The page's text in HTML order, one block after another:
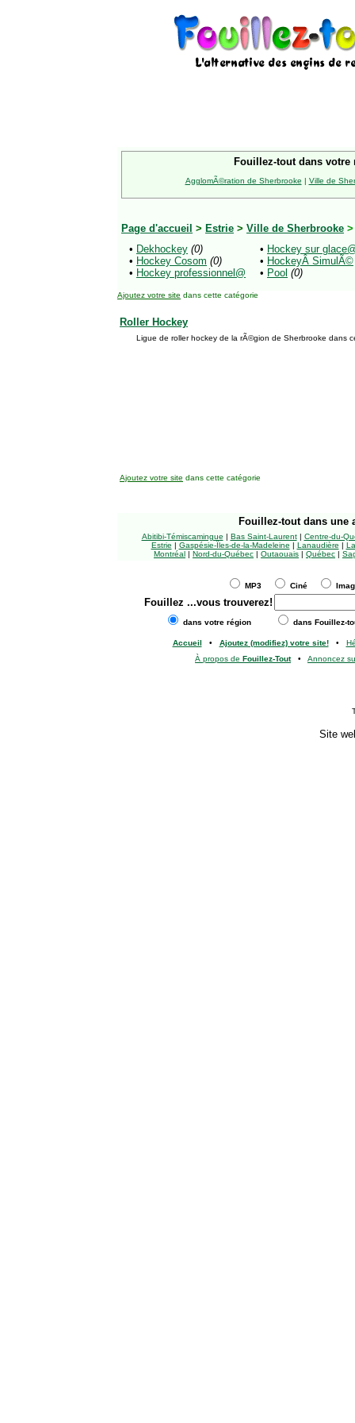
Fouillez-tout dans votre
AgglomÃ©ration de Sherbrooke | Ville de
Page d'accueil > Estrie > Ville de Sherbrooke
• Dekhockey (0)
• Hockey Cosom (0)
• Hockey professionnel@
• Hockey sur
• HockeyÂ SimulÃ©
• Pool (0)
Ajoutez votre site dans cette catégorie
Roller Hockey
Ligue de roller hockey de la rÃ©gion de Sherbrooke dans
Ajoutez votre site dans cette catégorie
Fouillez-tout dans une
Abitibi-Témiscamingue | Bas Saint-Laurent| Centre-du-
Estrie | Gaspésie-Îles-de-la-Madeleine | Lanaudière |
Montréal | Nord-du-Québec | Outaouais | Québec |
MP3 Ciné
Fouillez ...vous trouverez!
dans votre région dans Fouillez-
Accueil • Ajoutez (modifiez) votre site!•
À propos de Fouillez-Tout• Annoncez
Site